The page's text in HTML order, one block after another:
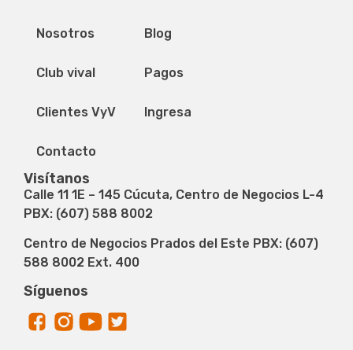
Nosotros
Club vival
Clientes VyV
Contacto
Blog
Pagos
Ingresa
Visítanos
Calle 11 1E – 145 Cúcuta, Centro de Negocios L-4
PBX: (607) 588 8002
Centro de Negocios Prados del Este PBX: (607)
588 8002 Ext. 400
Síguenos